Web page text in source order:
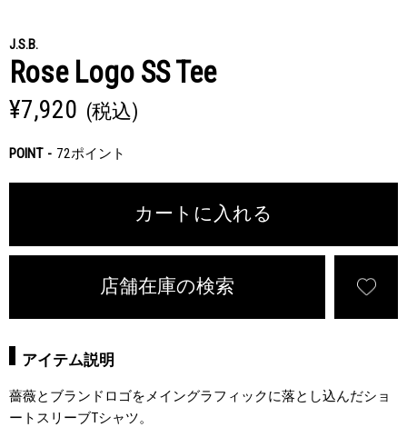
J.S.B.
Rose Logo SS Tee
¥7,920 (税込)
POINT 72ポイント
カートに入れる
店舗在庫の検索
アイテム説明
薔薇とブランドロゴをメイングラフィックに落とし込んだショ
ートスリーブTシャツ。